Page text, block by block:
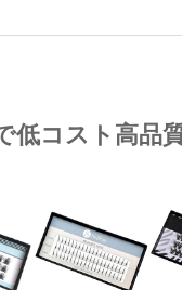
低コスト高品